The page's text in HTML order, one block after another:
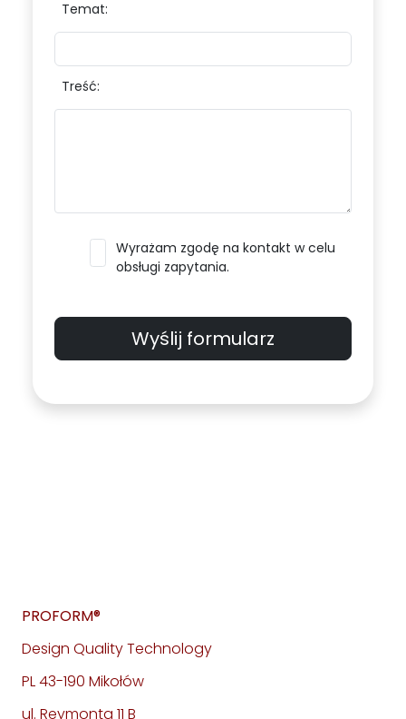
Temat:
Treść:
Wyrażam zgodę na kontakt w celu
obsługi zapytania.
Wyślij formularz
PROFORM®
Design Quality Technology
PL 43-190 Mikołów
ul. Reymonta 11 B